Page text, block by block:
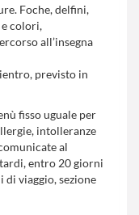
Foche, delfini,
colori,
all’insegna
previsto in
fisso uguale per
intolleranze
al
entro 20 giorni
di viaggio, sezione